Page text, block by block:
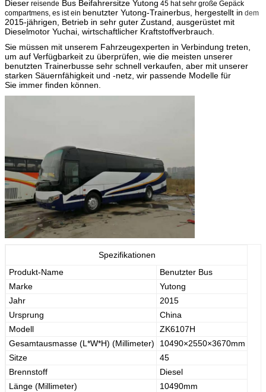
Dieser reisende Bus Beifahrersitze Yutong 45 hat sehr große Gepäck
compartmens, es ist ein benutzter Yutong-Trainerbus, hergestellt in dem
2015-jährigen, Betrieb in sehr guter Zustand, ausgerüstet mit
Dieselmotor Yuchai, wirtschaftlicher Kraftstoffverbrauch.
Sie müssen mit unserem Fahrzeugexperten in Verbindung treten,
um auf Verfügbarkeit zu überprüfen, wie die meisten unserer
benutzten Trainerbusse sehr schnell verkaufen, aber mit unserer
starken Säuernfähigkeit und -netz, wir passende Modelle für
Sie immer finden können.
Spezifikationen
Produkt-Name
Benutzter Bus
Marke
Yutong
Jahr
2015
Ursprung
China
Modell
ZK6107H
Gesamtausmasse (L*W*H) (Millimeter)
10490×2550×3670mm
Sitze
45
Brennstoff
Diesel
Länge (Millimeter)
10490mm